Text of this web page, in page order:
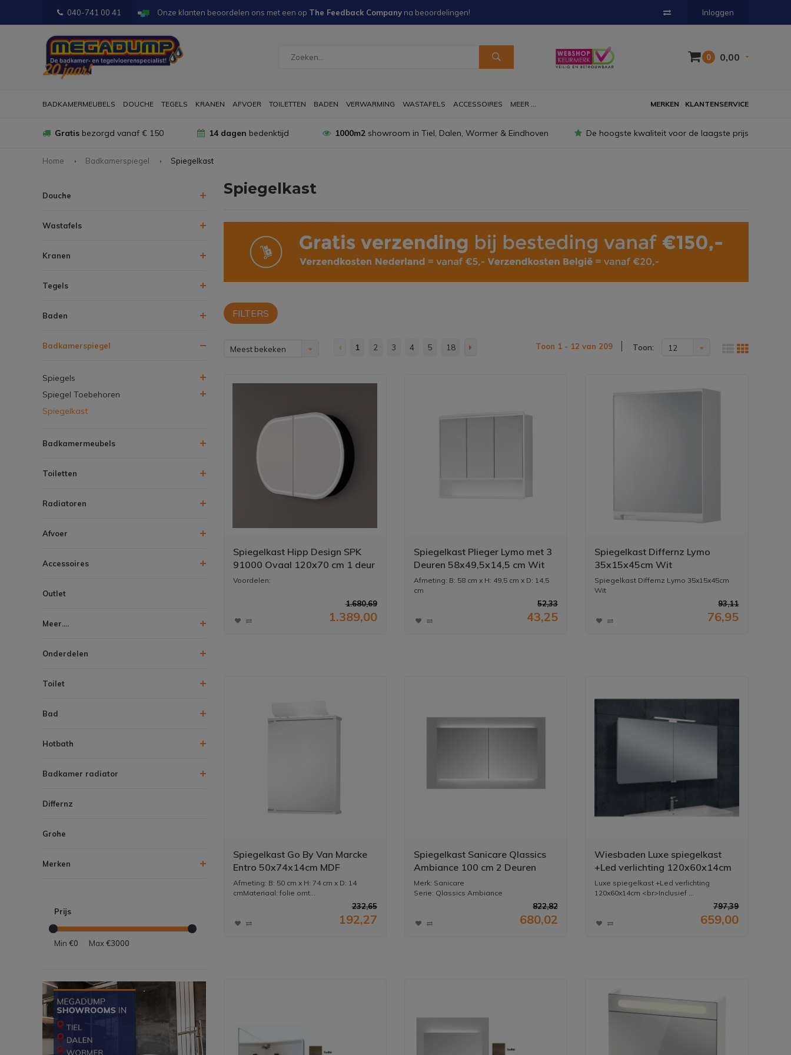
040-741 00 41 Onze klanten beoordelen ons met een op The Feedback Company na beoordelingen! Inloggen
0 0,00
BADKAMERMEUBELS DOUCHE TEGELS KRANEN AFVOER TOILETTEN BADEN VERWARMING WASTAFELS ACCESSOIRES MEER ... KLANTENSERVICE
MERKEN
Gratis bezorgd vanaf € 150 14 dagen bedenktijd 1000m2showroom in Tiel, Dalen, Wormer & Eindhoven De hoogste kwaliteit voor de laagste prijs
Home Badkamerspiegel Spiegelkast
Douche
Wastafels
Kranen
Tegels
Baden
Badkamerspiegel
Spiegels
Spiegel Toebehoren
Spiegelkast
Badkamermeubels
Toiletten
Radiatoren
Afvoer
Accessoires
Outlet
Meer....
Onderdelen
Toilet
Bad
Hotbath
Badkamer radiator
Differnz
Grohe
Merken
Prijs
Min €0 Max€3000
Spiegelkast
FILTERS
Meest bekeken 1 2 3 4 5 18 Toon 1 - 12 van 209 Toon: 12
Spiegelkast Hipp Design SPK
91000 Ovaal 120x70 cm 1 deur
Met Frame Mat Zwart Met
Stopcontact
Voordelen:
spiegel...
1.680,69
1.389,00
Spiegelkast Plieger Lymo met 3
Deuren 58x49,5x14,5 cm Wit
Afmeting: B: 58 cm x H: 49,5 cm x D: 14,5
cm
52,33
43,25
Spiegelkast Differnz Lymo
35x15x45cm Wit
Spiegelkast Differnz Lymo 35x15x45cm
Wit
93,11
76,95
Spiegelkast Go By Van Marcke
Entro 50x74x14cm MDF
Verlichting Wit
Afmeting: B: 50 cm x H: 74 cm x D: 14
cmMateriaal: folie omt...
232,65
192,27
Spiegelkast Sanicare Qlassics
Ambiance 100 cm 2 Deuren
Truffel
Merk: Sanicare
Serie: Qlassics Ambiance
822,82
680,02
Wiesbaden Luxe spiegelkast
+Led verlichting 120x60x14cm
Luxe spiegelkast +Led verlichting
120x60x14cm <br>Inclusief ...
797,39
659,00